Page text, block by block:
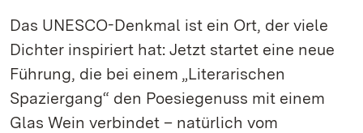
Das UNESCO-Denkmal ist ein Ort, der viele
Dichter inspiriert hat: Jetzt startet eine neue
Führung, die bei einem „Literarischen
Spaziergang“ den Poesiegenuss mit einem
Glas Wein verbindet – natürlich vom